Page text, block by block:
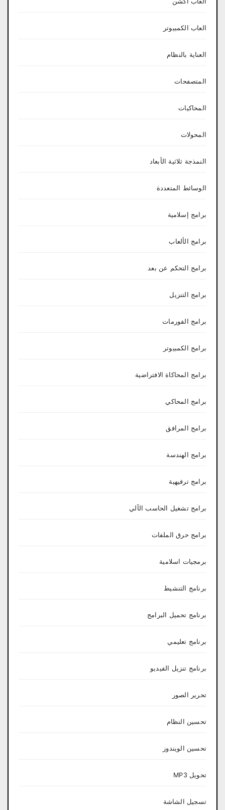
العاب الكمبيوتر
العناية بالنظام
المتصفحات
المحاكيات
المحولات
النمذجة ثلاثية الأبعاد
الوسائط المتعددة
برامج إسلامية
برامج الألعاب
برامج التحكم عن بعد
برامج التنزيل
برامج الفورمات
برامج الكمبيوتر
برامج المحاكاة الافتراضية
برامج المحاكي
برامج المرافق
برامج الهندسة
برامج ترفيهية
برامج تشغيل الحاسب الآلي
برامج حرق الملفات
برمجيات اسلامية
برنامج التنشيط
برنامج تحميل البرامج
برنامج تعليمي
برنامج تنزيل الفيديو
تحرير الصور
تحسين النظام
تحسين الويندوز
تحويل MP3
تسجيل الشاشة